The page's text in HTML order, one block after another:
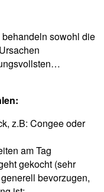
sowohl die
z.B: Congee oder
am Tag
gekocht (sehr
bevorzugen,